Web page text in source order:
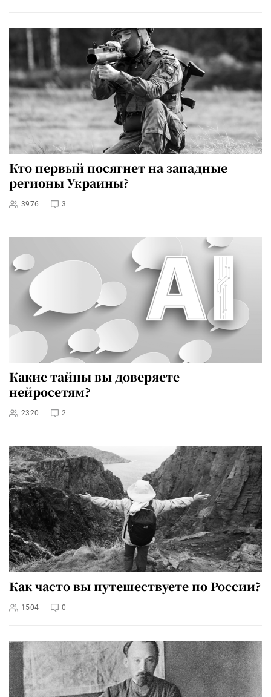
Кто первый посягнет на западные
регионы Украины?
3976 3
Какие тайны вы доверяете
нейросетям?
2320 2
Как часто вы путешествуете по России?
1504 0